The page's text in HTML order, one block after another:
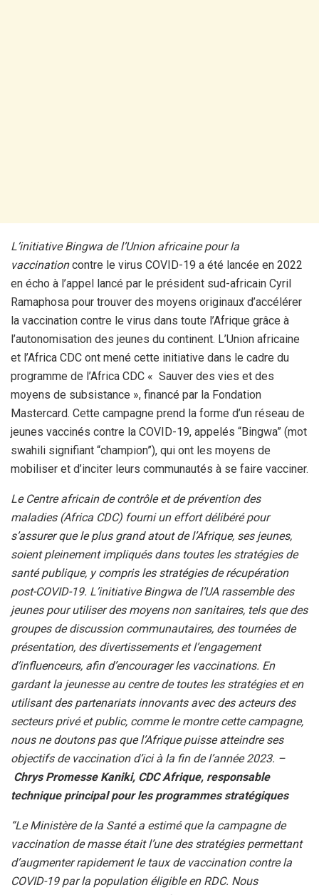
L’initiative Bingwa de l’Union africaine pour la
vaccinationcontre le virus COVID-19 a été lancée en 2022
en écho à l’appel lancé par le président sud-africain Cyril
Ramaphosa pour trouver des moyens originaux d’accélérer
la vaccination contre le virus dans toute l’Afrique grâce à
l’autonomisation des jeunes du continent. L’Union africaine
et l’Africa CDC ont mené cette initiative dans le cadre du
programme de l’Africa CDC « Sauver des vies et des
moyens de subsistance », financé par la Fondation
Mastercard. Cette campagne prend la forme d’un réseau de
jeunes vaccinés contre la COVID-19, appelés “Bingwa” (mot
swahili signifiant “champion”), qui ont les moyens de
mobiliser et d’inciter leurs communautés à se faire vacciner.
Le Centre africain de contrôle et de prévention des
maladies (Africa CDC) fourni un effort délibéré pour
s’assurer que le plus grand atout de l’Afrique, ses jeunes,
soient pleinement impliqués dans toutes les stratégies de
santé publique, y compris les stratégies de récupération
post-COVID-19. L’initiative Bingwa de l’UA rassemble des
jeunes pour utiliser des moyens non sanitaires, tels que des
groupes de discussion communautaires, des tournées de
présentation, des divertissements et l’engagement
d’influenceurs, afin d’encourager les vaccinations. En
gardant la jeunesse au centre de toutes les stratégies et en
utilisant des partenariats innovants avec des acteurs des
secteurs privé et public, comme le montre cette campagne,
nous ne doutons pas que l’Afrique puisse atteindre ses
objectifs de vaccination d’ici à la fin de l’année 2023. –
Chrys Promesse Kaniki, CDC Afrique, responsable
technique principal pour les programmes stratégiques
“Le Ministère de la Santé a estimé que la campagne de
vaccination de masse était l’une des stratégies permettant
d’augmenter rapidement le taux de vaccination contre la
COVID-19 par la population éligible en RDC. Nous